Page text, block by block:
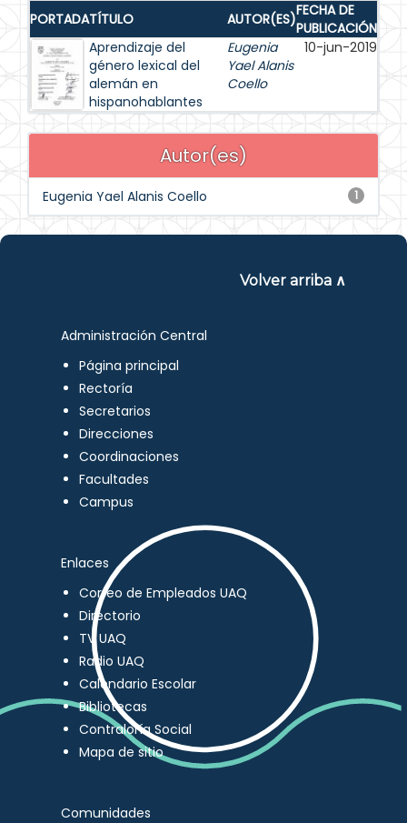
PORTADATÍTULO AUTOR(ES)FECHA DE
PUBLICACIÓN
Aprendizaje del
género lexical del
alemán en
hispanohablantes
Eugenia
Yael Alanis
Coello
10-jun-2019
Autor(es)
1
Eugenia Yael Alanis Coello
Volver arriba ∧
Administración Central
Página principal
Rectoría
Secretarios
Direcciones
Coordinaciones
Facultades
Campus
Enlaces
Correo de Empleados UAQ
Directorio
TV UAQ
Radio UAQ
Calendario Escolar
Bibliotecas
Contraloría Social
Mapa de sitio
Comunidades